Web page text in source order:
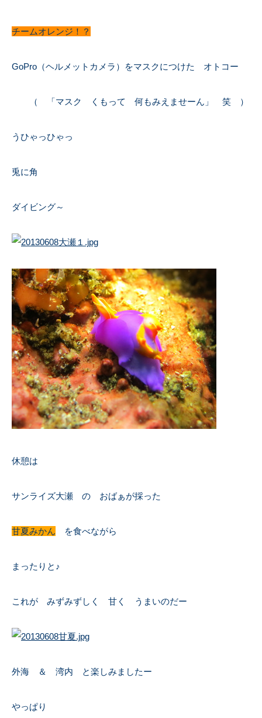
チームオレンジ！？
GoPro（ヘルメットカメラ）をマスクにつけた オトコー
（ 「マスク くもって 何もみえませーん」 笑 ）
うひゃっひゃっ
兎に角
ダイビング～
休憩は
サンライズ大瀬 の おばぁが採った
甘夏みかん を食べながら
まったりと♪
これが みずみずしく 甘く うまいのだー
外海 ＆ 湾内 と楽しみましたー
やっぱり